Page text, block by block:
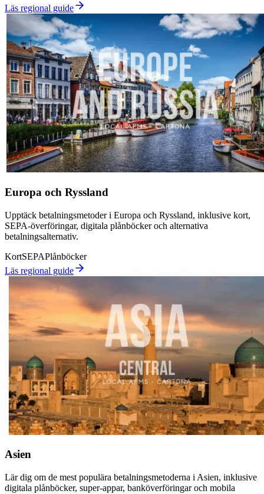
Läs regional guide
Europa och Ryssland
Upptäck betalningsmetoder i Europa och Ryssland, inklusive kort,
SEPA-överföringar, digitala plånböcker och alternativa
betalningsalternativ.
KortSEPAPlånböcker
Läs regional guide
Asien
Lär dig om de mest populära betalningsmetoderna i Asien, inklusive
digitala plånböcker, super-appar, banköverföringar och mobila